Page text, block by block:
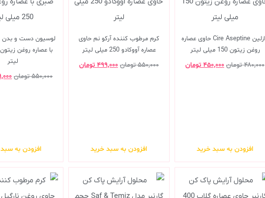
وازلین Cire Aseptine حاوی عصاره
روغن زیتون 150 میلی لیتر
۴۸۰,۰۰۰ تومان ۴۵۰,۰۰۰ تومان
افزودن به سبد خرید
کرم مرطوب کننده آرکو نم حاوی
عصاره آووکادو 250 میلی لیتر
۵۵۰,۰۰۰ تومان ۴۹۹,۰۰۰ تومان
افزودن به سبد خرید
لوسیون دست و بدن
لیتر
۵۵۰,۰۰۰ تومان
افزودن به